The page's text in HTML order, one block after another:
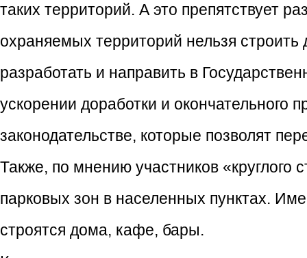
таких территорий. А это препятствует
охраняемых территорий нельзя
разработать и направить в
ускорении доработки и окончательного
законодательстве, которые позволят
Также, по мнению участников «круглого
парковых зон в населенных пунктах.
строятся дома, кафе, бары.